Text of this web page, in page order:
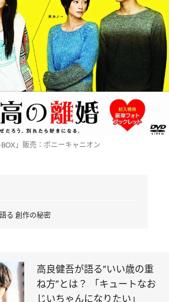
」販売：ポニーキャニオン
る 創作の秘密
高良健吾が語る“いい歳の重
ね方”とは？ 「キュートなお
じいちゃんになりたい」